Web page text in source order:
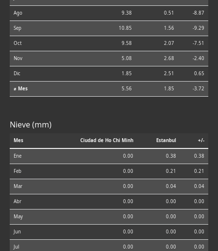
Ago 9.38 0.51 -8.87
Sep 10.85 1.56 -9.29
Oct 9.58 2.07 -7.51
Nov 5.08 2.68 -2.40
Dic 1.85 2.51 0.65
⌀ Mes 5.56 1.85 -3.72
Nieve (mm)
Mes Ciudad de Ho Chi Minh Estanbul +/-
Ene 0.00 0.38 0.38
Feb 0.00 0.21 0.21
Mar 0.00 0.04 0.04
Abr 0.00 0.00 0.00
May 0.00 0.00 0.00
Jun 0.00 0.00 0.00
Jul 0.00 0.00 0.00